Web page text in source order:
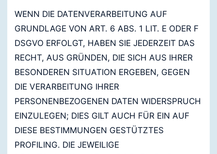
WENN DIE DATENVERARBEITUNG AUF
GRUNDLAGE VON ART. 6 ABS. 1 LIT. E ODER F
DSGVO ERFOLGT, HABEN SIE JEDERZEIT DAS
RECHT, AUS GRÜNDEN, DIE SICH AUS IHRER
BESONDEREN SITUATION ERGEBEN, GEGEN
DIE VERARBEITUNG IHRER
PERSONENBEZOGENEN DATEN WIDERSPRUCH
EINZULEGEN; DIES GILT AUCH FÜR EIN AUF
DIESE BESTIMMUNGEN GESTÜTZTES
PROFILING. DIE JEWEILIGE